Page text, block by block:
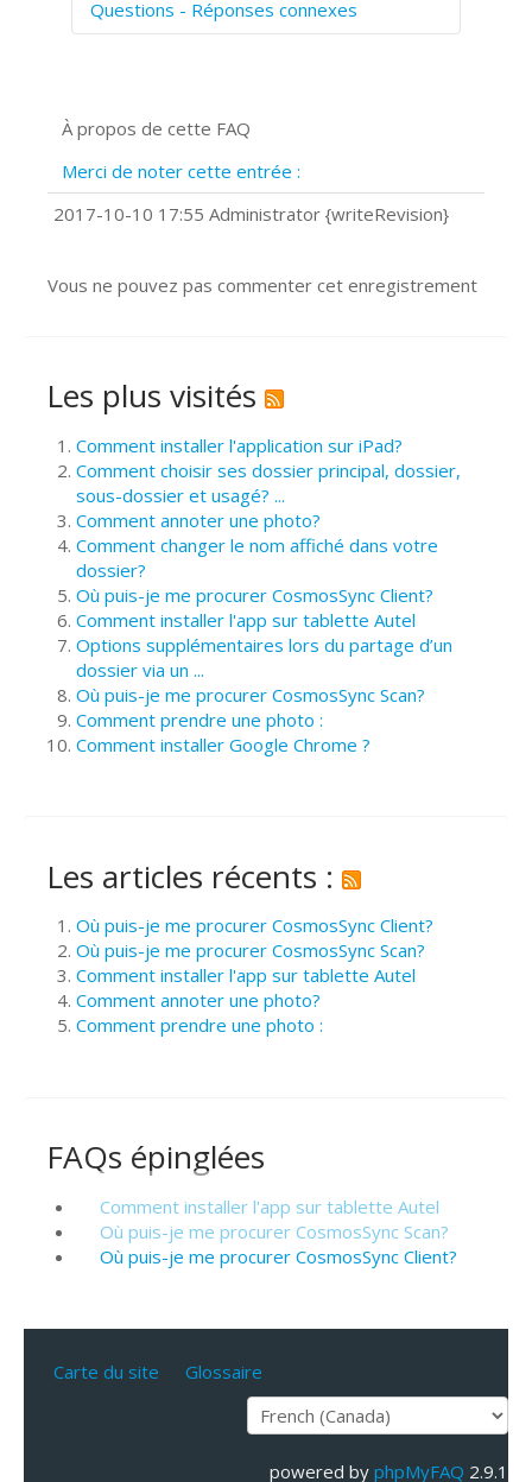
Questions - Réponses connexes
Prise de vue 360°
?
Comment installer Google Chrome ?
À propos de cette FAQ
Merci de noter cette entrée :
2017-10-10 17:55 Administrator {writeRevision}
Vous ne pouvez pas commenter cet enregistrement
Les plus visités
Comment installer l'application sur iPad?
Comment choisir ses dossier principal, dossier,
sous-dossier et usagé? ...
Comment annoter une photo?
Comment changer le nom affiché dans votre
dossier?
Où puis-je me procurer CosmosSync Client?
Comment installer l'app sur tablette Autel
Options supplémentaires lors du partage d’un
dossier via un ...
Où puis-je me procurer CosmosSync Scan?
Comment prendre une photo :
Comment installer Google Chrome ?
Les articles récents :
Où puis-je me procurer CosmosSync Client?
Où puis-je me procurer CosmosSync Scan?
Comment installer l'app sur tablette Autel
Comment annoter une photo?
Comment prendre une photo :
FAQs épinglées
Comment installer l'app sur tablette Autel
Où puis-je me procurer CosmosSync Scan?
Où puis-je me procurer CosmosSync Client?
Carte du site Glossaire
powered by phpMyFAQ 2.9.1